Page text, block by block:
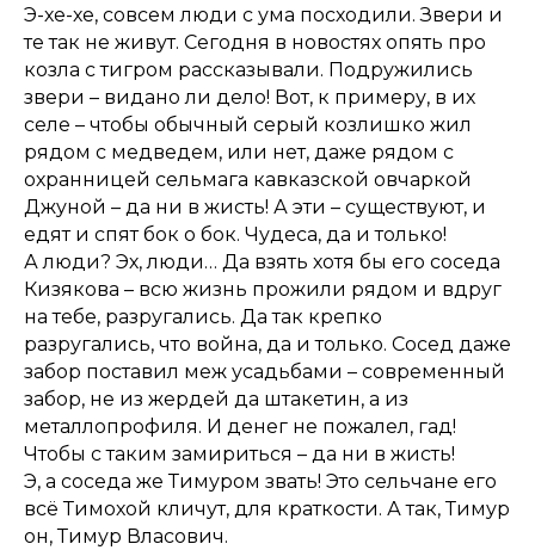
Э-хе-хе, совсем люди с ума посходили. Звери и
те так не живут. Сегодня в новостях опять про
козла с тигром рассказывали. Подружились
звери – видано ли дело! Вот, к примеру, в их
селе – чтобы обычный серый козлишко жил
рядом с медведем, или нет, даже рядом с
охранницей сельмага кавказской овчаркой
Джуной – да ни в жисть! А эти – существуют, и
едят и спят бок о бок. Чудеса, да и только!
А люди? Эх, люди… Да взять хотя бы его соседа
Кизякова – всю жизнь прожили рядом и вдруг
на тебе, разругались. Да так крепко
разругались, что война, да и только. Сосед даже
забор поставил меж усадьбами – современный
забор, не из жердей да штакетин, а из
металлопрофиля. И денег не пожалел, гад!
Чтобы с таким замириться – да ни в жисть!
Э, а соседа же Тимуром звать! Это сельчане его
всё Тимохой кличут, для краткости. А так, Тимур
он, Тимур Власович.